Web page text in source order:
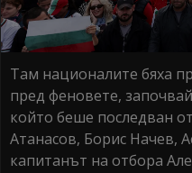
Там националите бяха
пред феновете,
който беше последван
Атанасов, Борис Начев,
капитанът на отбора